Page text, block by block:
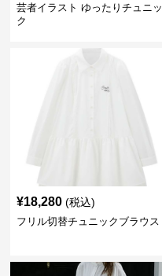
芸者イラスト ゆったりチュニッ
ク
¥18,280 (税込)
フリル切替チュニックブラウス